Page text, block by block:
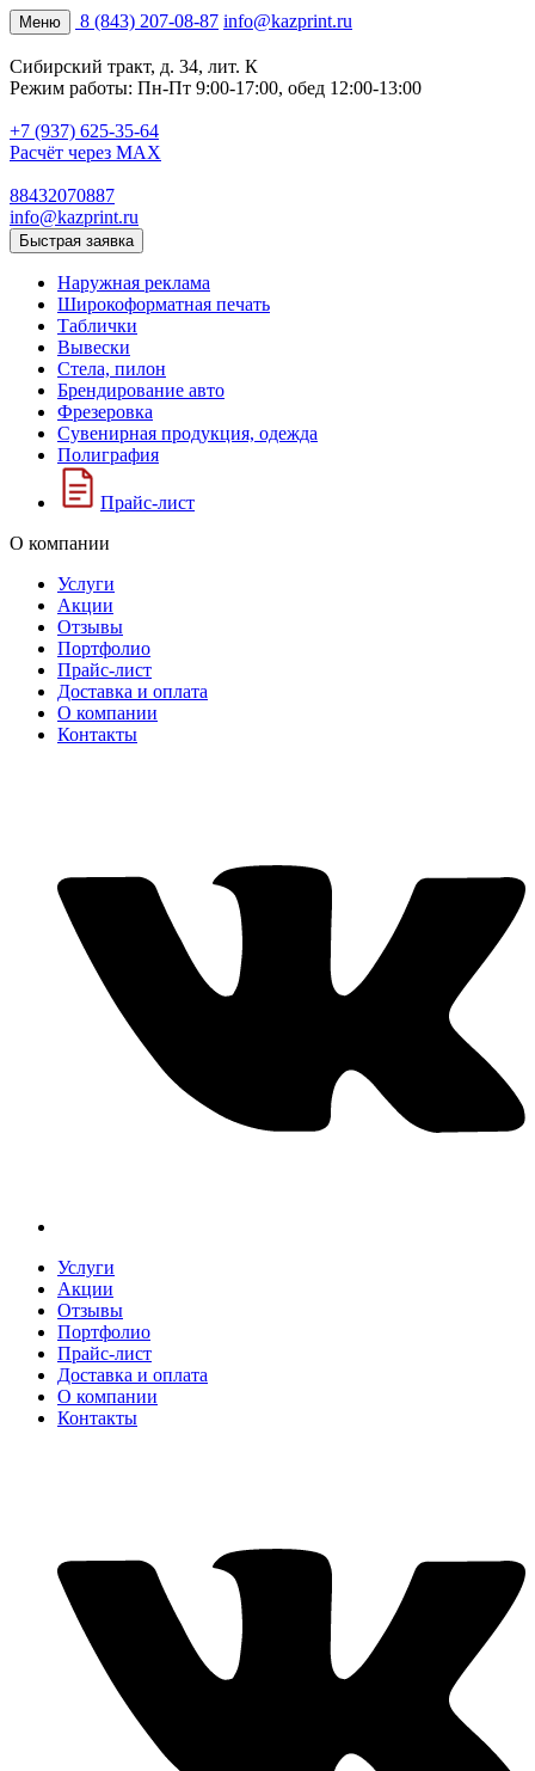
Меню 8 (843) 207-08-87 info@kazprint.ru
Сибирский тракт, д. 34, лит. К
Режим работы: Пн-Пт 9:00-17:00, обед 12:00-13:00
+7 (937) 625-35-64
Расчёт через MAX
88432070887
info@kazprint.ru
Быстрая заявка
Наружная реклама
Широкоформатная печать
Таблички
Вывески
Стела, пилон
Брендирование авто
Фрезеровка
Сувенирная продукция, одежда
Полиграфия
Прайс-лист
О компании
Услуги
Акции
Отзывы
Портфолио
Прайс-лист
Доставка и оплата
О компании
Контакты
Услуги
Акции
Отзывы
Портфолио
Прайс-лист
Доставка и оплата
О компании
Контакты